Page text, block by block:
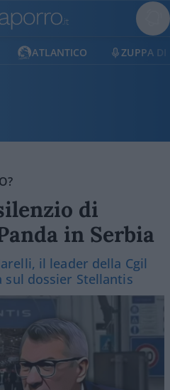
ZUPPA DI PORRO
di
in Serbia
il leader della Cgil
dossier Stellantis